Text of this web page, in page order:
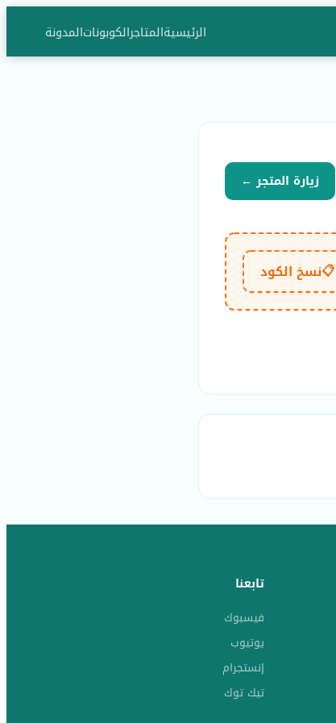
الرئيسيةالمتاجرالكوبوناتالمدونة
زيارة المتجر ←
📋نسخ الكود
تابعنا
فيسبوك
يوتيوب
إنستجرام
تيك توك